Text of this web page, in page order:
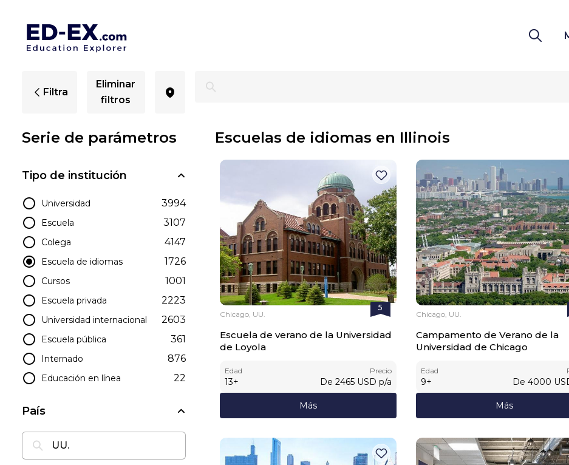
Filtra
Eliminar
filtros
Serie de parámetros
Tipo de institución
Universidad 3994
Escuela 3107
Colega 4147
Escuela de idiomas 1726
Cursos 1001
Escuela privada 2223
Universidad internacional 2603
Escuela pública 361
Internado 876
Educación en línea 22
País
Escuelas de idiomas en Illinois
5
Chicago, UU.
Escuela de verano de la Universidad
de Loyola
Edad
13+
Precio
De 2465 USD p/a
Más
Chicago, UU.
Campamento de Verano de la
Universidad de Chicago
Edad
9+ De 4000
Más